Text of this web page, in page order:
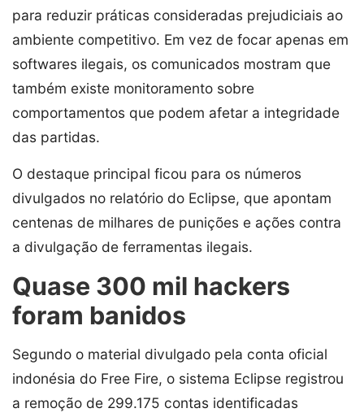
para reduzir práticas consideradas prejudiciais ao
ambiente competitivo. Em vez de focar apenas em
softwares ilegais, os comunicados mostram que
também existe monitoramento sobre
comportamentos que podem afetar a integridade
das partidas.
O destaque principal ficou para os números
divulgados no relatório do Eclipse, que apontam
centenas de milhares de punições e ações contra
a divulgação de ferramentas ilegais.
Quase 300 mil hackers
foram banidos
Segundo o material divulgado pela conta oficial
indonésia do Free Fire, o sistema Eclipse registrou
a remoção de 299.175 contas identificadas